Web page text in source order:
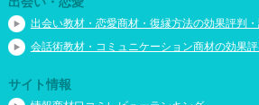
出会い教材・恋愛商材・復縁方法の効果評判
会話術教材・コミュニケーション商材の効果
サイト情報